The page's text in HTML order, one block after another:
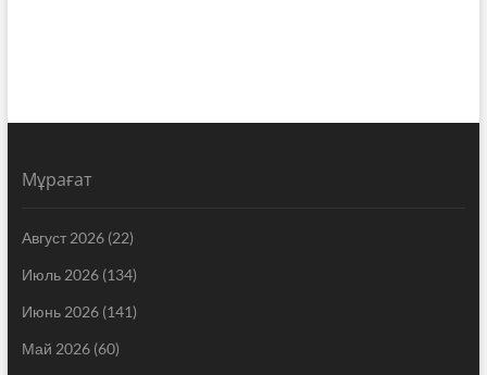
Мұрағат
Август 2026(22)
Июль 2026(134)
Июнь 2026(141)
Май 2026(60)